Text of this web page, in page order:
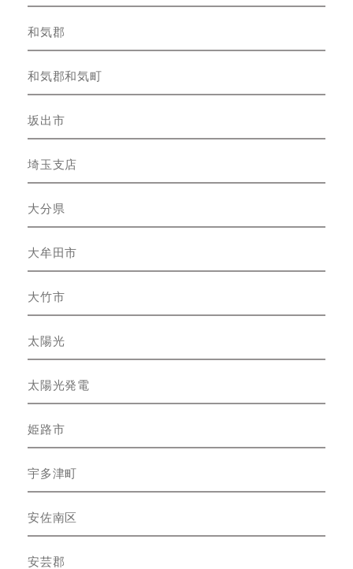
和気郡
和気郡和気町
坂出市
埼玉支店
大分県
大牟田市
大竹市
太陽光
太陽光発電
姫路市
宇多津町
安佐南区
安芸郡